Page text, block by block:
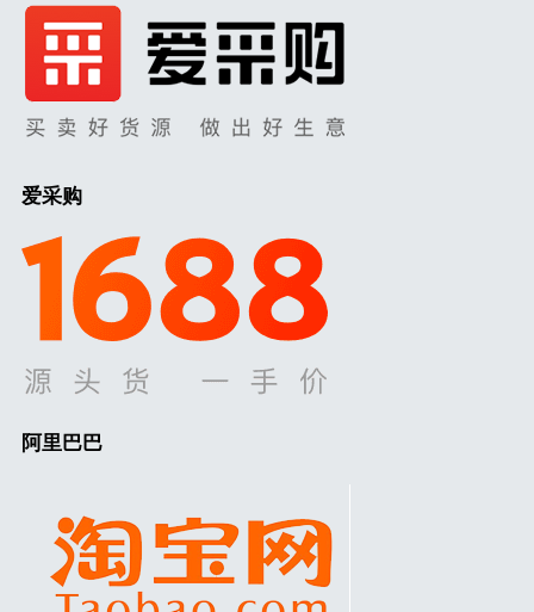
爱采购
阿里巴巴